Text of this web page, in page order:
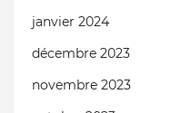
janvier 2024
décembre 2023
novembre 2023